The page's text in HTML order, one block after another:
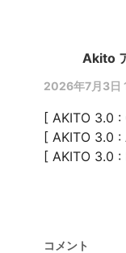
Akito
2026年7月3日
[ AKITO 3.0 :
[ AKITO 3.0 :
[ AKITO 3.0 :
コメント